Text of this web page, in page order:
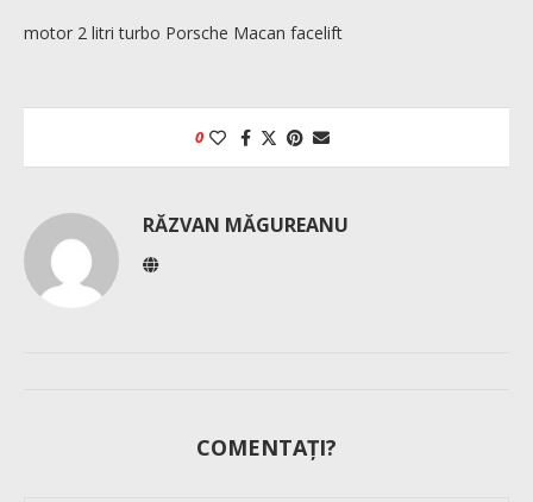
motor 2 litri turbo Porsche Macan facelift
0
RĂZVAN MĂGUREANU
COMENTAȚI?